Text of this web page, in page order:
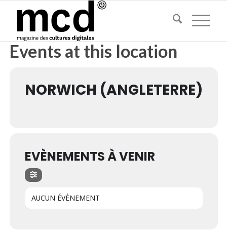
Events at this location
NORWICH (ANGLETERRE)
EVÈNEMENTS À VENIR
AUCUN ÉVÈNEMENT